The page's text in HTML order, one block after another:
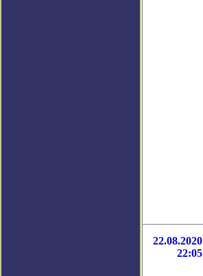
22.08.2020
22:05